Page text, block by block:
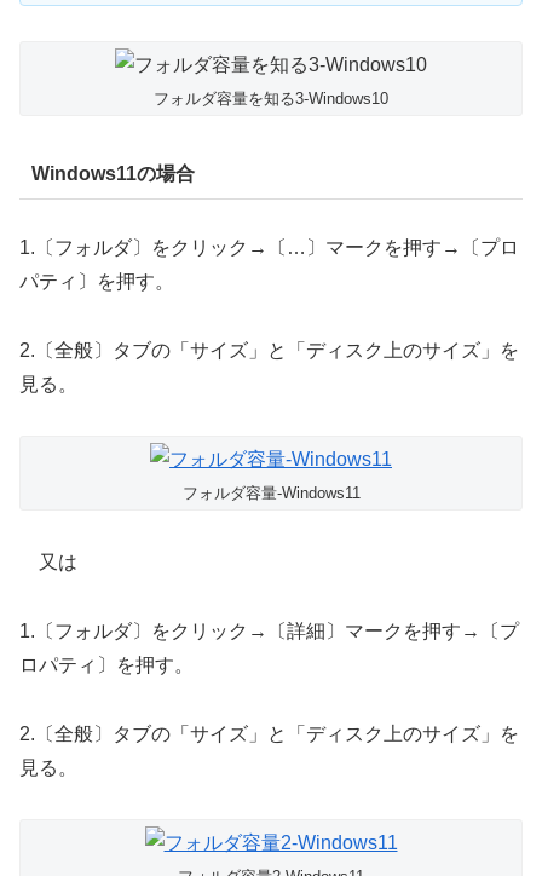
フォルダ容量を知る3-Windows10
Windows11の場合
1.〔フォルダ〕をクリック→〔…〕マークを押す→〔プロ
パティ〕を押す。
2.〔全般〕タブの「サイズ」と「ディスク上のサイズ」を
見る。
フォルダ容量-Windows11
又は
1.〔フォルダ〕をクリック→〔詳細〕マークを押す→〔プ
ロパティ〕を押す。
2.〔全般〕タブの「サイズ」と「ディスク上のサイズ」を
見る。